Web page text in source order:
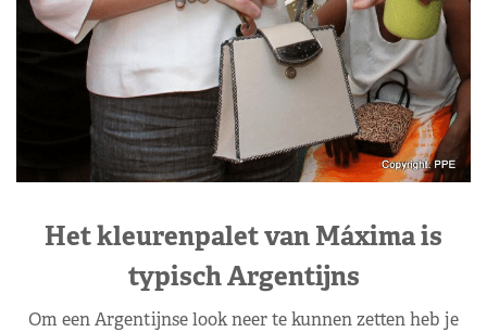
Het kleurenpalet van Máxima is
typisch Argentijns
Om een Argentijnse look neer te kunnen zetten heb je